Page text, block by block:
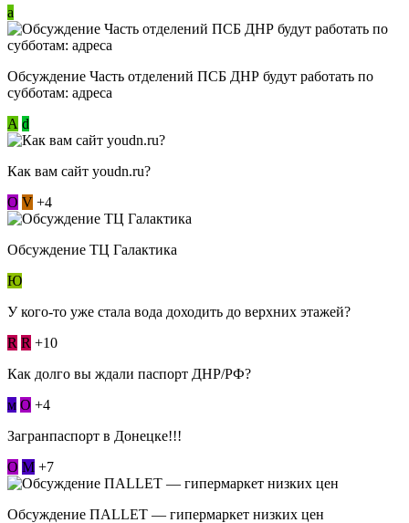
a
Обсуждение Часть отделений ПСБ ДНР будут работать по
субботам: адреса
А d
Как вам сайт youdn.ru?
О V +4
Обсуждение ТЦ Галактика
Ю
У кого-то уже стала вода доходить до верхних этажей?
R R +10
Как долго вы ждали паспорт ДНР/РФ?
м О +4
Загранпаспорт в Донецке!!!
О М +7
Обсуждение ПАLLЕТ — гипермаркет низких цен